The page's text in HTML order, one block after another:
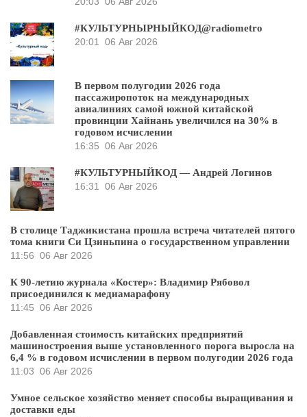
#КУЛЬТУРНЫРНЫЙКОД@radiometro
20:01 06 Авг 2026
В первом полугодии 2026 года
пассажиропоток на международных
авиалиниях самой южной китайской
провинции Хайнань увеличился на 30% в
годовом исчислении
16:35 06 Авг 2026
#КУЛЬТУРНЫЙКОД — Андрей Логинов
16:31 06 Авг 2026
В столице Таджикистана прошла встреча читателей пятого
тома книги Си Цзиньпина о государственном управлении
11:56 06 Авг 2026
К 90-летию журнала «Костер»: Владимир Рябовол
присоединился к медиамарафону
11:45 06 Авг 2026
Добавленная стоимость китайских предприятий
машиностроения выше установленного порога выросла на
6,4 % в годовом исчислении в первом полугодии 2026 года
11:03 06 Авг 2026
Умное сельское хозяйство меняет способы выращивания и
доставки еды